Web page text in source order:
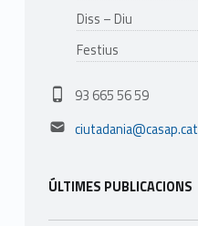
Diss – Diu
Festius
Phone number:
93 665 56 59
Email address:
ciutadania@casap.cat
ÚLTIMES PUBLICACIONS